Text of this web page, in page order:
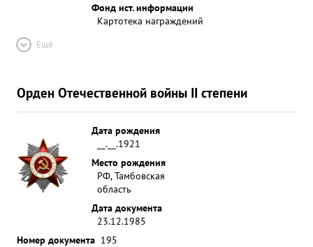
Фонд ист. информации
Картотека награждений
Ещё
Орден Отечественной войны II степени
Дата рождения
__.__.1921
Место рождения
РФ, Тамбовская
область
Дата документа
23.12.1985
Номер документа 195